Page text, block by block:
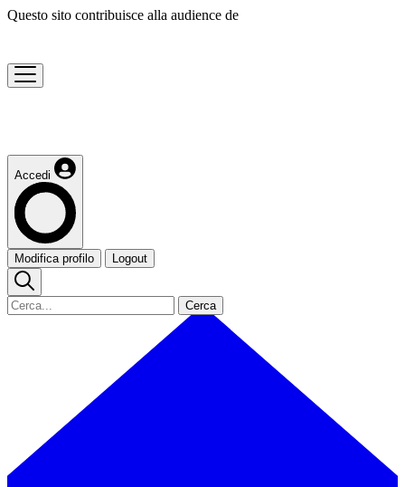
Questo sito contribuisce alla audience de
Accedi
Modifica profilo Logout
Cerca